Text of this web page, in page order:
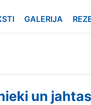
GALERIJA
un jahtas